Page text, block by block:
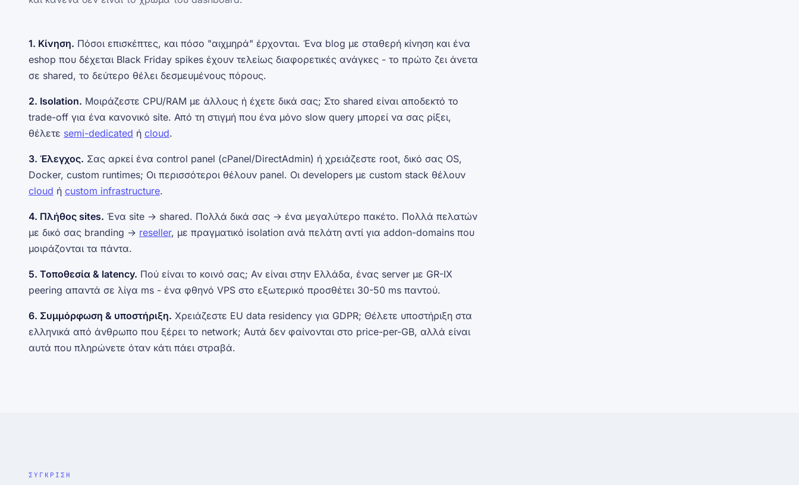
1. Κίνηση. Πόσοι επισκέπτες, και πόσο "αιχμηρά" έρχονται. Ένα blog με σταθερή κίνηση και ένα
eshop που δέχεται Black Friday spikes έχουν τελείως διαφορετικές ανάγκες - το πρώτο ζει άνετα
σε shared, το δεύτερο θέλει δεσμευμένους πόρους.
2. Isolation. Μοιράζεστε CPU/RAM με άλλους ή έχετε δικά σας; Στο shared είναι αποδεκτό το
trade-off για ένα κανονικό site. Από τη στιγμή που ένα μόνο slow query μπορεί να σας ρίξει,
θέλετε semi-dedicated ή cloud.
3. Έλεγχος. Σας αρκεί ένα control panel (cPanel/DirectAdmin) ή χρειάζεστε root, δικό σας OS,
Docker, custom runtimes; Οι περισσότεροι θέλουν panel. Οι developers με custom stack θέλουν
cloud ή custom infrastructure.
4. Πλήθος sites. Ένα site → shared. Πολλά δικά σας → ένα μεγαλύτερο πακέτο. Πολλά πελατών
με δικό σας branding → reseller, με πραγματικό isolation ανά πελάτη αντί για addon-domains που
μοιράζονται τα πάντα.
5. Τοποθεσία & latency. Πού είναι το κοινό σας; Αν είναι στην Ελλάδα, ένας server με GR-IX
peering απαντά σε λίγα ms - ένα φθηνό VPS στο εξωτερικό προσθέτει 30-50 ms παντού.
6. Συμμόρφωση & υποστήριξη. Χρειάζεστε EU data residency για GDPR; Θέλετε υποστήριξη στα
ελληνικά από άνθρωπο που ξέρει το network; Αυτά δεν φαίνονται στο price-per-GB, αλλά είναι
αυτά που πληρώνετε όταν κάτι πάει στραβά.
ΣΥΓΚΡΙΣΗ